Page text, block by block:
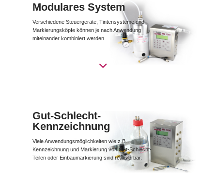
Modulares System
Verschiedene Steuergeräte, Tintensysteme und
Markierungsköpfe können je nach Anwendung
miteinander kombiniert werden.
Gut-Schlecht-
Kennzeichnung
Viele Anwendungsmöglichkeiten wie z.B.
Kennzeichnung und Markierung von Gut-Schlecht-
Teilen oder Einbaumarkierung sind realisierbar.